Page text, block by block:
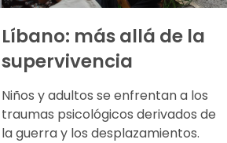
Líbano: más allá de la
supervivencia
Niños y adultos se enfrentan a los
traumas psicológicos derivados de
la guerra y los desplazamientos.